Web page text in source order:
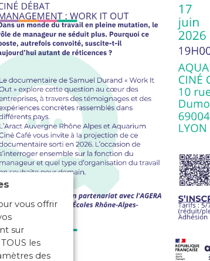
vous offrir
sur
les
des